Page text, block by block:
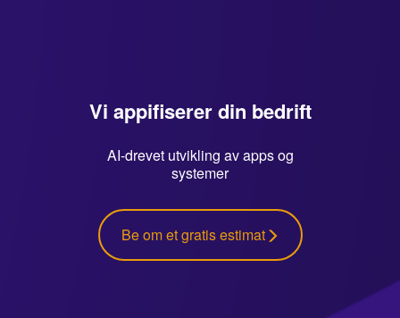
Vi appifiserer din bedrift
AI-drevet utvikling av apps og
systemer
Be om et gratis estimat